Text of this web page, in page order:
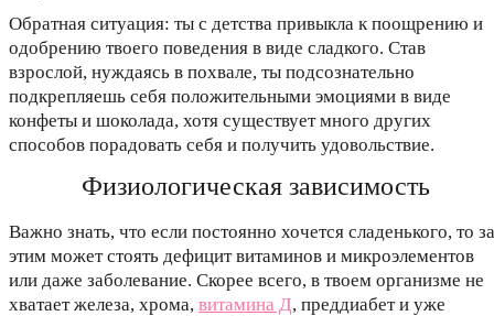
Обратная ситуация: ты с детства привыкла к поощрению и
одобрению твоего поведения в виде сладкого. Став
взрослой, нуждаясь в похвале, ты подсознательно
подкрепляешь себя положительными эмоциями в виде
конфеты и шоколада, хотя существует много других
способов порадовать себя и получить удовольствие.
Физиологическая зависимость
Важно знать, что если постоянно хочется сладенького, то за
этим может стоять дефицит витаминов и микроэлементов
или даже заболевание. Скорее всего, в твоем организме не
хватает железа, хрома, витамина Д, преддиабет и уже